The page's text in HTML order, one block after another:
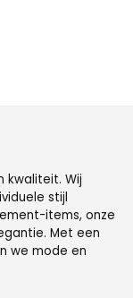
kwaliteit. Wij
stijl
items, onze
Met een
we mode en